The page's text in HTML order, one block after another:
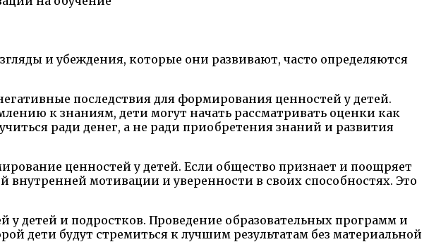
и убеждения, которые они развивают, часто определяются
последствия для формирования ценностей у детей.
к знаниям, дети могут начать рассматривать оценки как
ради денег, а не ради приобретения знаний и развития
ценностей у детей. Если общество признает и поощряет
мотивации и уверенности в своих способностях. Это
детей и подростков. Проведение образовательных программ и
дети будут стремиться к лучшим результатам без материальной